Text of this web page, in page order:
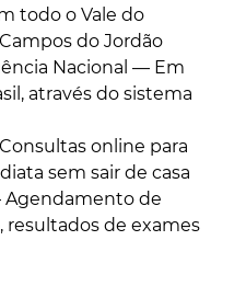
todo o Vale do
do Jordão
Nacional — Em
através do sistema
online para
sem sair de casa
Agendamento de
resultados de exames